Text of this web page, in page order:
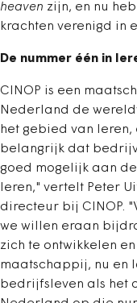
heaven zijn, en nu
krachten verenigd in
De nummer één in
CINOP is een
Nederland de
het gebied van leren,
belangrijk dat
goed mogelijk aan
leren," vertelt Peter
directeur bij CINOP.
we willen eraan
zich te ontwikkelen
maatschappij, nu en
bedrijfsleven als het